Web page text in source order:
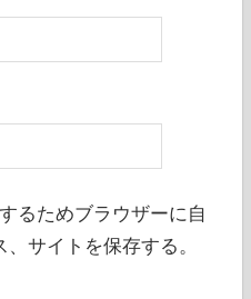
るためブラウザーに自